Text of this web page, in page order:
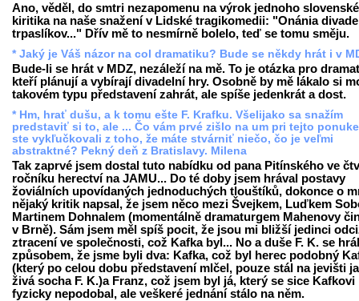
Ano, věděl, do smtri nezapomenu na výrok jednoho
kiritika na naše snažení v Lidské tragikomedii: "Onánia
trpaslíkov..." Dřív mě to nesmírně bolelo, teď se tomu směju.
* Jaký je Váš názor na col dramatiku? Bude se někdy hrát i v
Bude-li se hrát v MDZ, nezáleží na mě. To je otázka pro
kteří plánují a vybírají divadelní hry. Osobně by mě lákalo si
takovém typu představení zahrát, ale spíše jedenkrát a dost.
* Hm, hrať dušu, a k tomu ešte F. Krafku. Všelijako sa snažím
predstaviť si to, ale ... Čo vám prvé zišlo na um pri tejto
ste vykľučkovali z toho, že máte stvárniť niečo, čo je veľmi
abstraktné? Pekný deň z Bratislavy. Milena
Tak zaprvé jsem dostal tuto nabídku od pana Pitínského ve
ročníku herectví na JAMU... Do té doby jsem hrával postavy
žoviálních upovídaných jednoduchých tlouštíků, dokonce o
nějaký kritik napsal, že jsem něco mezi Švejkem, Luďkem
Martinem Dohnalem (momentálně dramaturgem Mahenovy
v Brně). Sám jsem měl spíš pocit, že jsou mi bližší jedinci
ztracení ve společnosti, což Kafka byl... No a duše F. K. se
způsobem, že jsme byli dva: Kafka, což byl herec podobný
(který po celou dobu představení mlčel, pouze stál na jevišti
živá socha F. K.)a Franz, což jsem byl já, který se sice Kafkovi
fyzicky nepodobal, ale veškeré jednání stálo na něm.